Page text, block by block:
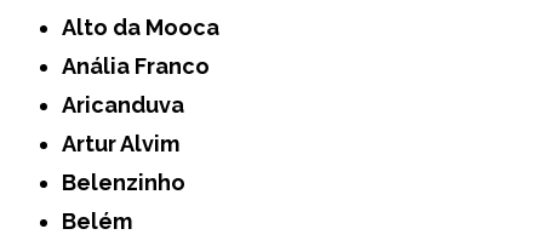
Alto da Mooca
Anália Franco
Aricanduva
Artur Alvim
Belenzinho
Belém